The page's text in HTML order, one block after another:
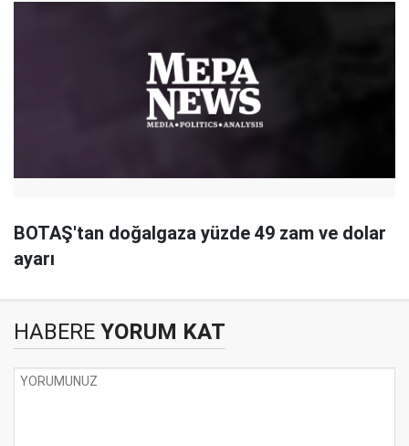
BOTAŞ'tan doğalgaza yüzde 49 zam ve dolar
ayarı
HABERE YORUM KAT